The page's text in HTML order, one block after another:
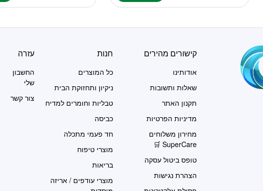
קישורים מהירים
אודותינו
שאלות ותשובות
תקנון האתר
מדיניות הפרטיות
מחירון משלוחים
SuperCare 🛒
טופס ביטול עסקה
הצהרת נגישות
חנות
כל המוצרים
ניקיון ותחזוקת הבית
טבליות וחומרים למדיח
כביסה
חד פעמי מתכלה
מוצרי טיפוח
בריאות
מוצרי עודפים / אריזה
עזרה
החשבון
שלי
צור קשר